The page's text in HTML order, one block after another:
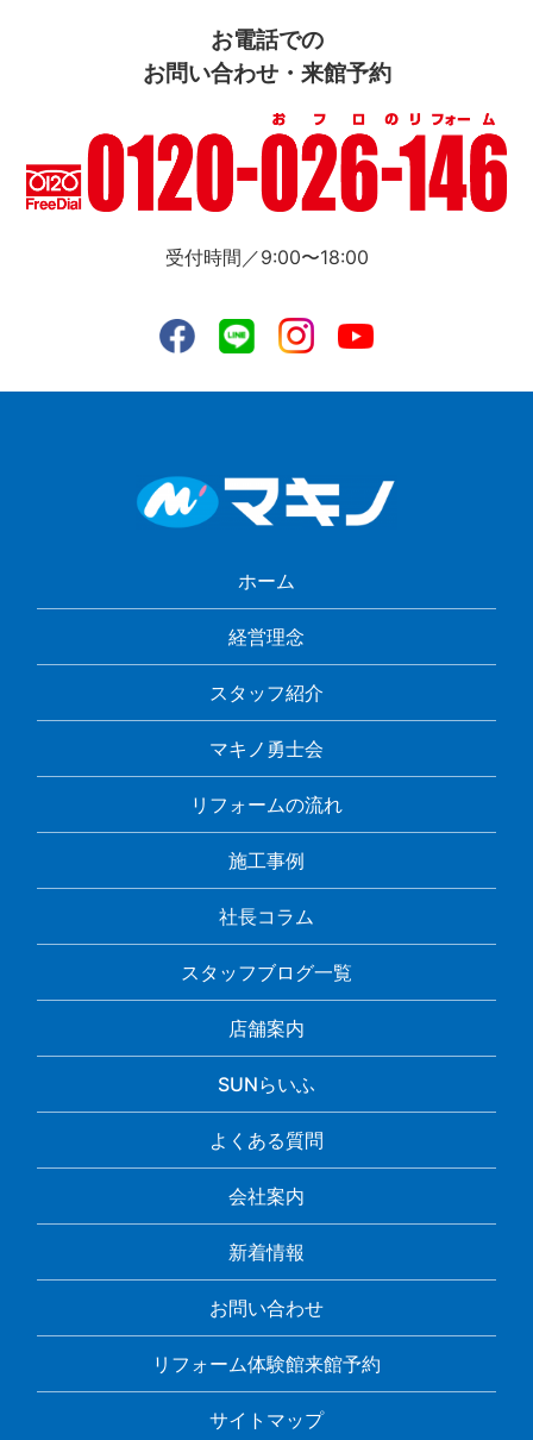
お電話での
お問い合わせ・来館予約
受付時間／9:00〜18:00
ホーム
経営理念
スタッフ紹介
マキノ勇士会
リフォームの流れ
施工事例
社長コラム
スタッフブログ一覧
店舗案内
SUNらいふ
よくある質問
会社案内
新着情報
お問い合わせ
リフォーム体験館来館予約
サイトマップ